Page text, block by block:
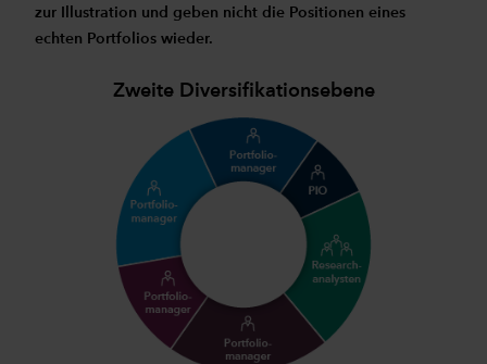
zur Illustration und geben nicht die Positionen eines
echten Portfolios wieder.
Zweite Diversifikationsebene